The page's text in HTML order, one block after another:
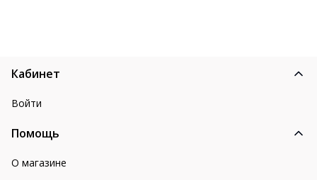
Кабинет
Войти
Помощь
О магазине